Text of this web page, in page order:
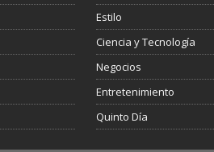
Estilo
Ciencia y Tecnología
Negocios
Entretenimiento
Quinto Día